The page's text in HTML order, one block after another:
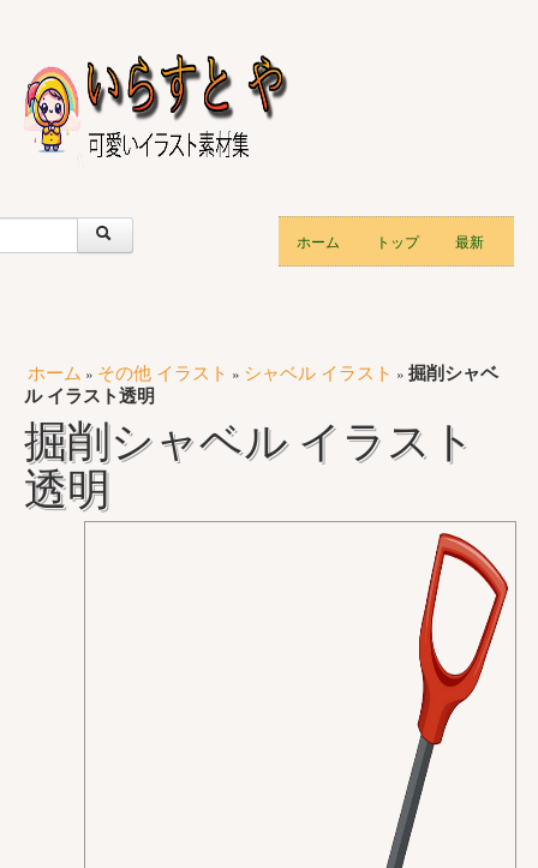
ホーム トップ 最新
ホーム » その他 イラスト » シャベル イラスト » 掘削シャベ
ル イラスト透明
掘削シャベル イラスト
透明